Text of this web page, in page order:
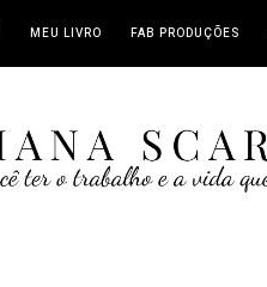
MEU LIVRO FAB PRODUÇÕES